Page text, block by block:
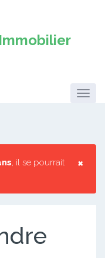
×
, il se pourrait